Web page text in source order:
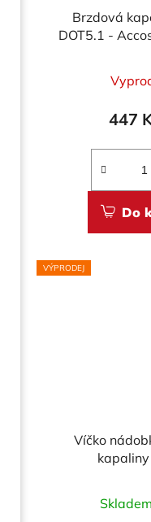
Brzdová
DOT5.1 -
447
Do
VÝPRODEJ
Víčko
Skladem